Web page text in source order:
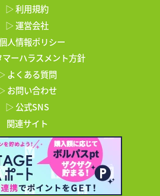
▷ 利用規約
▷ 運営会社
人情報ポリシー
ーハラスメント方針
よくある質問
お問い合わせ
▷ 公式SNS
関連サイト